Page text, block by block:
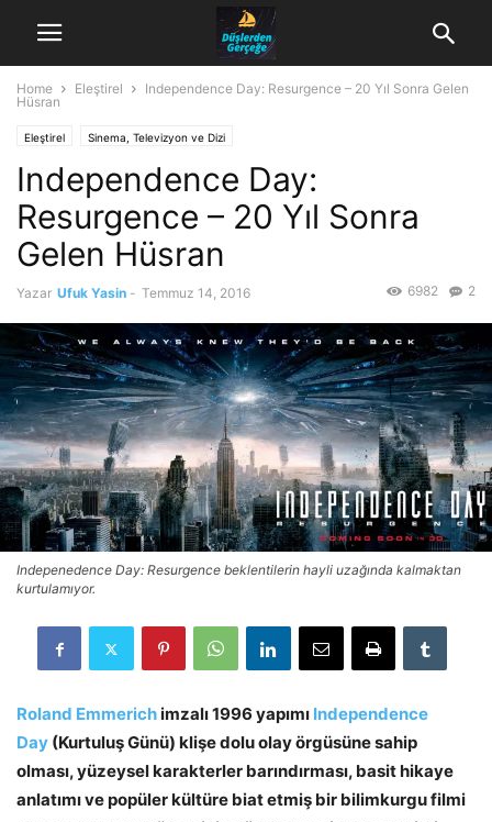
Home Eleştirel
Independence Day: Resurgence – 20 Yıl Sonra Gelen
Hüsran
Eleştirel Sinema, Televizyon ve Dizi
Independence Day:
Resurgence – 20 Yıl Sonra
Gelen Hüsran
Yazar Ufuk Yasin - Temmuz 14, 2016 2
6982
Indepenedence Day: Resurgence beklentilerin hayli uzağında kalmaktan
kurtulamıyor.
Roland Emmerichimzalı 1996 yapımı Independence
Day (Kurtuluş Günü) klişe dolu olay örgüsüne sahip
olması, yüzeysel karakterler barındırması, basit hikaye
anlatımı ve popüler kültüre biat etmiş bir bilimkurgu filmi